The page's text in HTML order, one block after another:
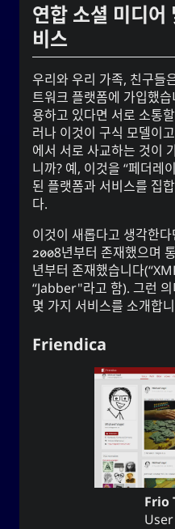
연합 소셜 미디어
비스
우리와 우리 가족, 친구들
트워크 플랫폼에 가입했
용하고 있다면 서로 소통
러나 이것이 구식 모델이
에서 서로 사교하는 것이
니까? 예, 이것을 “페더레
된 플랫폼과 서비스를 집
다.
이것이 새롭다고 생각한
2008년부터 존재했으며
년부터 존재했습니다
“Jabber"라고 함). 그런
몇 가지 서비스를 소개합
Friendica
Frio